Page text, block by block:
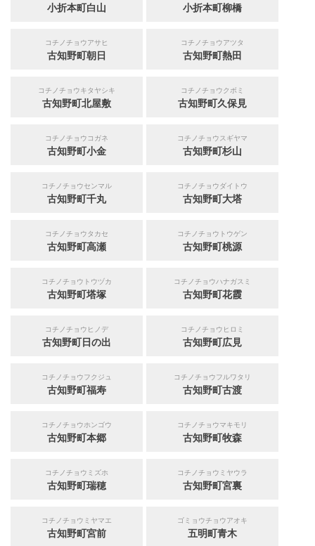
小折本町白山 小折本町柳橋
コチノチョウアサヒ
古知野町朝日
コチノチョウアツタ
古知野町熱田
コチノチョウキタヤシキ
古知野町北屋敷
コチノチョウクボミ
古知野町久保見
コチノチョウコガネ
古知野町小金
コチノチョウスギヤマ
古知野町杉山
コチノチョウセンマル
古知野町千丸
コチノチョウダイトウ
古知野町大塔
コチノチョウタカセ
古知野町高瀬
コチノチョウトウゲン
古知野町桃源
コチノチョウトウヅカ
古知野町塔塚
コチノチョウハナガスミ
古知野町花霞
コチノチョウヒノデ
古知野町日の出
コチノチョウヒロミ
古知野町広見
コチノチョウフクジュ
古知野町福寿
コチノチョウフルワタリ
古知野町古渡
コチノチョウホンゴウ
古知野町本郷
コチノチョウマキモリ
古知野町牧森
コチノチョウミズホ
古知野町瑞穂
コチノチョウミヤウラ
古知野町宮裏
コチノチョウミヤマエ
古知野町宮前
ゴミョウチョウアオキ
五明町青木